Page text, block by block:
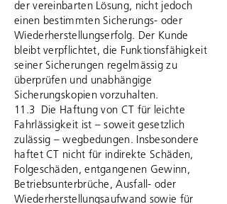
der vereinbarten Lösung, nicht jedoch
einen bestimmten Sicherungs- oder
Wiederherstellungserfolg. Der Kunde
bleibt verpflichtet, die Funktionsfähigkeit
seiner Sicherungen regelmässig zu
überprüfen und unabhängige
Sicherungskopien vorzuhalten.
11.3 Die Haftung von CT für leichte
Fahrlässigkeit ist – soweit gesetzlich
zulässig – wegbedungen. Insbesondere
haftet CT nicht für indirekte Schäden,
Folgeschäden, entgangenen Gewinn,
Betriebsunterbrüche, Ausfall- oder
Wiederherstellungsaufwand sowie für